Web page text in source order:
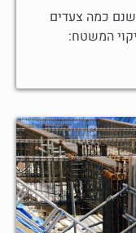
כמה צעדים
המשטח: